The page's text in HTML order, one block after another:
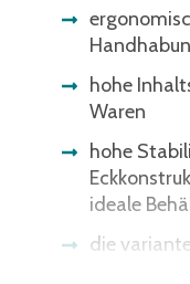
hohe
Waren
hohe
ideale
die